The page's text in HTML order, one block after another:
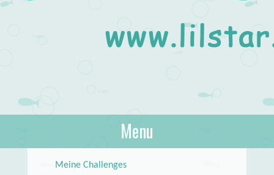
About Books
lilstar.de
Menu
Meine Challenges